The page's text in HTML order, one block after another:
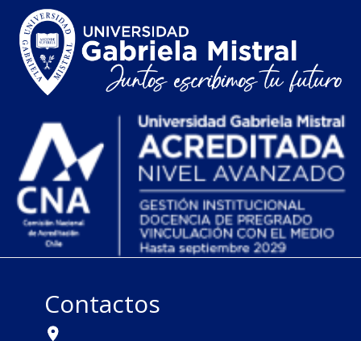
Contactos